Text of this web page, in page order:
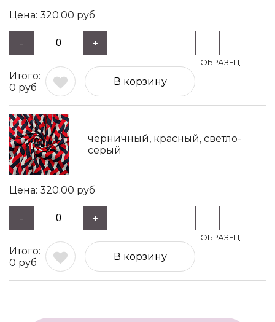
320.00 руб
- +
0 руб
В корзину
черничный, красный, светло-
серый
320.00 руб
- +
0 руб
В корзину